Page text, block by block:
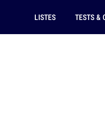
LISTES TESTS &